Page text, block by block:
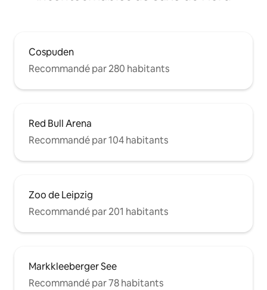
Cospuden
Recommandé par 280 habitants
Red Bull Arena
Recommandé par 104 habitants
Zoo de Leipzig
Recommandé par 201 habitants
Markkleeberger See
Recommandé par 78 habitants